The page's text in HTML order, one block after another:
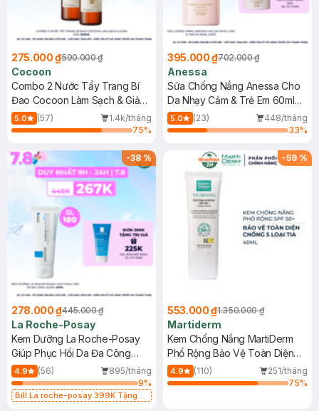
275.000 ₫590.000 ₫
Cocoon
Combo 2 Nước Tẩy Trang Bí
Đao Cocoon Làm Sạch & Giảm
Dầu 500ml
5.0 (57)
1.4k/tháng
75%
395.000 ₫702.000 ₫
Anessa
Sữa Chống Nắng Anessa Cho
Da Nhạy Cảm & Trẻ Em 60ml
(Mới)
5.0 (23)
448/tháng
33%
-38%
278.000 ₫445.000 ₫
La Roche-Posay
Kem Dưỡng La Roche-Posay
Giúp Phục Hồi Da Đa Công
Dụng 40ml
4.9 (56)
895/tháng
9%
Bill La roche-posay 399K Tặng
-59 %
553.000 ₫1.350.000 ₫
Martiderm
Kem Chống Nắng MartiDerm
Phổ Rộng Bảo Vệ Toàn Diện
40ml
4.9 (110)
251/tháng
75%